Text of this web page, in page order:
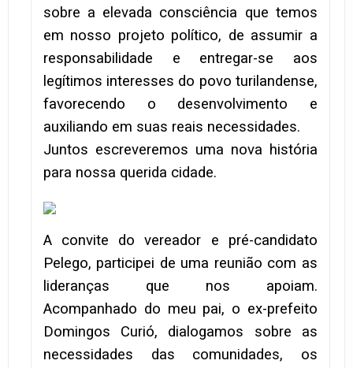
sobre a elevada consciência que temos
em nosso projeto político, de assumir a
responsabilidade e entregar-se aos
legítimos interesses do povo turilandense,
favorecendo o desenvolvimento e
auxiliando em suas reais necessidades.
Juntos escreveremos uma nova história
para nossa querida cidade.
A convite do vereador e pré-candidato
Pelego, participei de uma reunião com as
lideranças que nos apoiam.
Acompanhado do meu pai, o ex-prefeito
Domingos Curió, dialogamos sobre as
necessidades das comunidades, os